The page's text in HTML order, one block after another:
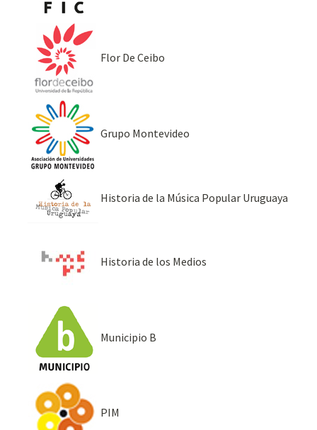
Flor De Ceibo
Grupo Montevideo
Historia de la Música Popular Uruguaya
Historia de los Medios
Municipio B
PIM